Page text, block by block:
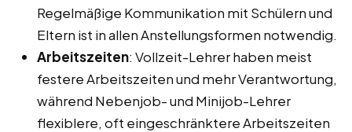
Regelmäßige Kommunikation mit Schülern und
Eltern ist in allen Anstellungsformen notwendig.
Arbeitszeiten: Vollzeit-Lehrer haben meist
festere Arbeitszeiten und mehr Verantwortung,
während Nebenjob- und Minijob-Lehrer
flexiblere, oft eingeschränktere Arbeitszeiten